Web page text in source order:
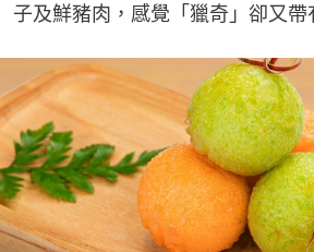
子及鮮豬肉，感覺「獵奇」卻又帶